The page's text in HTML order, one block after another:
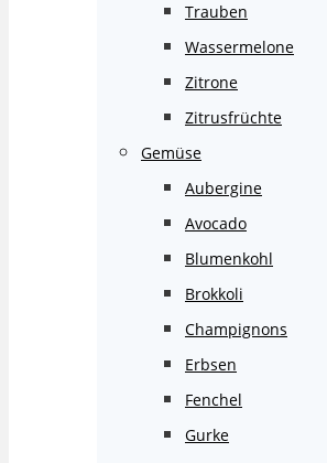
Trauben
Wassermelone
Zitrone
Zitrusfrüchte
Gemüse
Aubergine
Avocado
Blumenkohl
Brokkoli
Champignons
Erbsen
Fenchel
Gurke